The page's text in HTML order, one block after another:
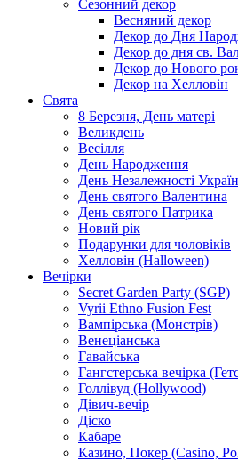
Сезонний декор
Весняний декор
Декор до Дня
Декор до дня св.
Декор до Нового
Декор на Хелловін
Свята
8 Березня, День матері
Великдень
Весілля
День Народження
День Незалежності
День святого Валентина
День святого Патрика
Новий рік
Подарунки для чоловіків
Хелловін (Halloween)
Вечірки
Secret Garden Party (SGP)
Vyrii Ethno Fusion Fest
Вампірська (Монстрів)
Венеціанська
Гавайська
Гангстерська вечірка
Голлівуд (Hollywood)
Дівич-вечір
Діско
Кабаре
Казино, Покер (Casino,